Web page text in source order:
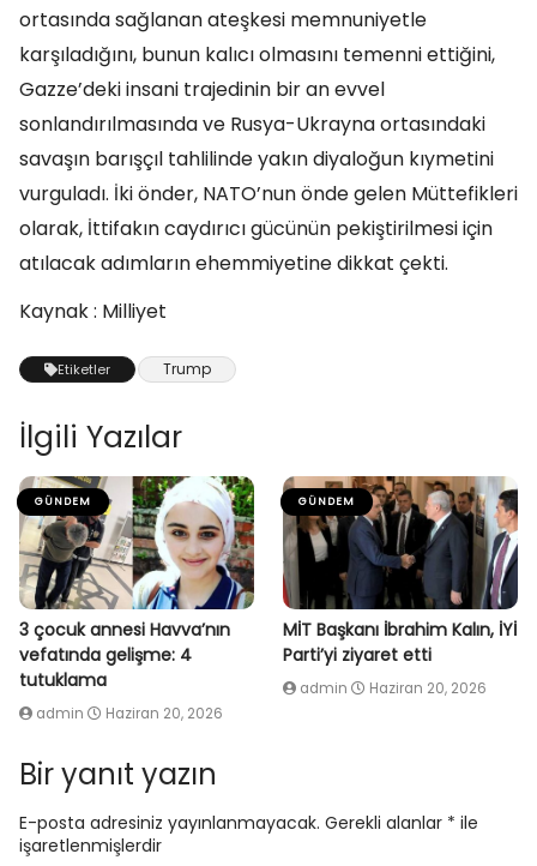
ortasında sağlanan ateşkesi memnuniyetle
karşıladığını, bunun kalıcı olmasını temenni ettiğini,
Gazze’deki insani trajedinin bir an evvel
sonlandırılmasında ve Rusya-Ukrayna ortasındaki
savaşın barışçıl tahlilinde yakın diyaloğun kıymetini
vurguladı. İki önder, NATO’nun önde gelen Müttefikleri
olarak, İttifakın caydırıcı gücünün pekiştirilmesi için
atılacak adımların ehemmiyetine dikkat çekti.
Kaynak : Milliyet
Etiketler Trump
İlgili Yazılar
GÜNDEM
3 çocuk annesi Havva’nın
vefatında gelişme: 4
tutuklama
admin Haziran 20, 2026
GÜNDEM
MİT Başkanı İbrahim Kalın, İYİ
Parti’yi ziyaret etti
admin Haziran 20, 2026
Bir yanıt yazın
E-posta adresiniz yayınlanmayacak. Gerekli alanlar * ile
işaretlenmişlerdir